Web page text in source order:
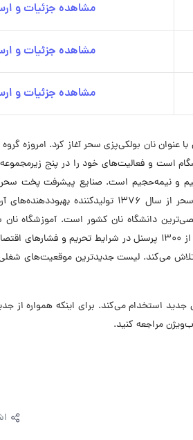
مشاهده جزئیات و
مشاهده جزئیات و
مشاهده جزئیات و
زمینه تولید نان با عنوان نان بولکی‌پزی سحر آغاز کرد.
است و فعالیت‌های خود را در پنج
ماشین‌آلات نان‌های حجیم و شیرینی است. شرکت ثمین نان سحر از
تخصصی تولید نان ارائه می‌دهد. گروه صنعتی نان سحر با بیش از ۱۳۰۰ پرسنل
می‌کند. لیست جدیدترین موقعیت‌های
۵ موقعیت شغلی نیروی جدید استخدام می‌کند. برای اینکه
مراجعه کنید.